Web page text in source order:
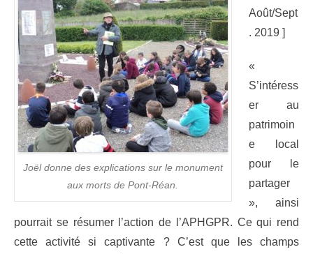
Joël donne des explications sur le monument
aux morts de Pont-Réan.
Août/Sept
. 2019 ]
«
S’intéress
er au
patrimoin
e local
pour le
partager
», ainsi
pourrait se résumer l’action de l’APHGPR. Ce qui rend
cette activité si captivante ? C’est que les champs